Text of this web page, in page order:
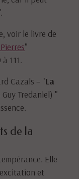
voir le livre de
"
111.
Cazals – "La
Tredaniel) "
de la
Elle
et